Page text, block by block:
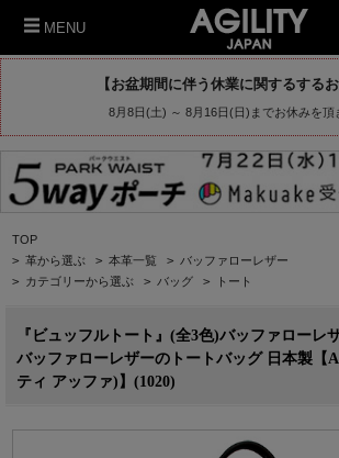
MENU
【お盆期間に伴う休業に関するするお
8月8日(土) ～ 8月16日(日)までお休みを頂
TOP
> 革から選ぶ > 本革一覧 > バッファローレザー
> カテゴリーから選ぶ > バッグ > トート
『ビュッフルトート』(全3色)バッファローレ
バッファローレザーのトートバッグ 日本製【
ティ アッファ)】(1020)